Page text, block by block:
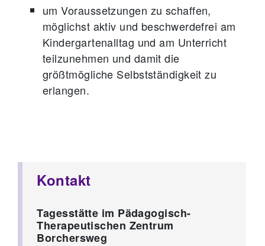
Kontakt
Tagesstätte im Pädagogisch-
Therapeutischen Zentrum
Borchersweg
um Voraussetzungen zu schaffen,
möglichst aktiv und beschwerdefrei am
Kindergartenalltag und am Unterricht
teilzunehmen und damit die
größtmögliche Selbstständigkeit zu
erlangen.